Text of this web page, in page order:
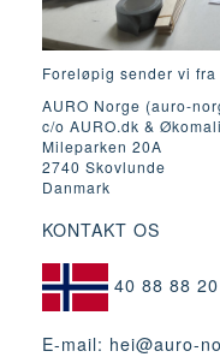
Foreløpig sender vi
AURO Norge (auro-
c/o AURO.dk &
Mileparken 20A
2740 Skovlunde
Danmark
KONTAKT OS
40 88 88 20
E-mail: hei@auro-